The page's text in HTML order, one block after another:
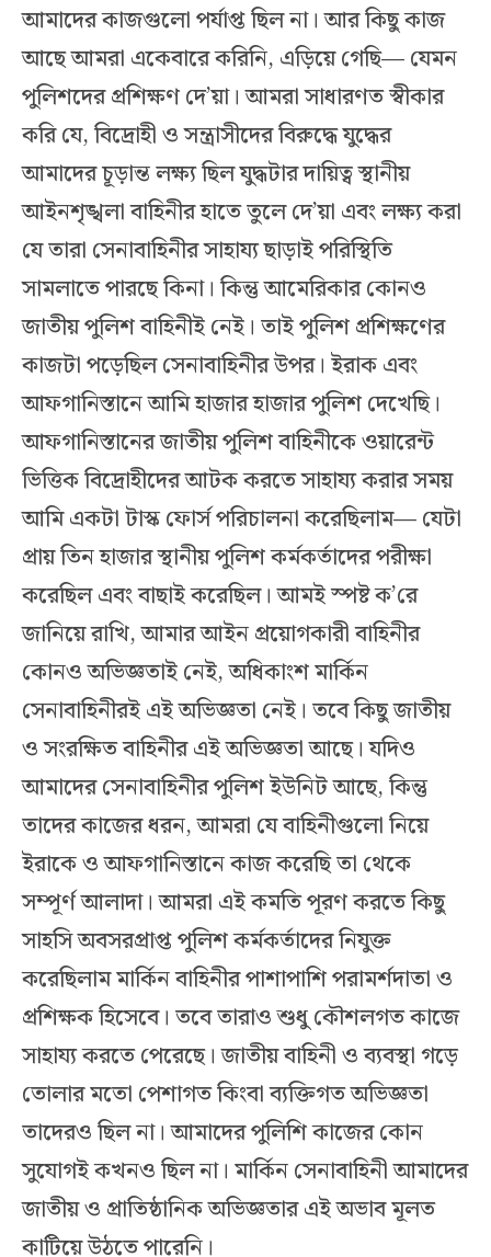
আমাদের কাজগুলো পর্যাপ্ত ছিল না। আর কিছু কাজ
আছে আমরা একেবারে করিনি, এড়িয়ে গেছি— যেমন
পুলিশদের প্রশিক্ষণ দে’য়া। আমরা সাধারণত স্বীকার
করি যে, বিদ্রোহী ও সন্ত্রাসীদের বিরুদ্ধে যুদ্ধের
আমাদের চূড়ান্ত লক্ষ্য ছিল যুদ্ধটার দায়িত্ব স্থানীয়
আইনশৃঙ্খলা বাহিনীর হাতে তুলে দে’য়া এবং লক্ষ্য করা
যে তারা সেনাবাহিনীর সাহায্য ছাড়াই পরিস্থিতি
সামলাতে পারছে কিনা। কিন্তু আমেরিকার কোনও
জাতীয় পুলিশ বাহিনীই নেই। তাই পুলিশ প্রশিক্ষণের
কাজটা পড়েছিল সেনাবাহিনীর উপর। ইরাক এবং
আফগানিস্তানে আমি হাজার হাজার পুলিশ দেখেছি।
আফগানিস্তানের জাতীয় পুলিশ বাহিনীকে ওয়ারেন্ট
ভিত্তিক বিদ্রোহীদের আটক করতে সাহায্য করার সময়
আমি একটা টাস্ক ফোর্স পরিচালনা করেছিলাম— যেটা
প্রায় তিন হাজার স্থানীয় পুলিশ কর্মকর্তাদের পরীক্ষা
করেছিল এবং বাছাই করেছিল। আমই স্পষ্ট ক’রে
জানিয়ে রাখি, আমার আইন প্রয়োগকারী বাহিনীর
কোনও অভিজ্ঞতাই নেই, অধিকাংশ মার্কিন
সেনাবাহিনীরই এই অভিজ্ঞতা নেই। তবে কিছু জাতীয়
ও সংরক্ষিত বাহিনীর এই অভিজ্ঞতা আছে। যদিও
আমাদের সেনাবাহিনীর পুলিশ ইউনিট আছে, কিন্তু
তাদের কাজের ধরন, আমরা যে বাহিনীগুলো নিয়ে
ইরাকে ও আফগানিস্তানে কাজ করেছি তা থেকে
সম্পূর্ণ আলাদা। আমরা এই কমতি পূরণ করতে কিছু
সাহসি অবসরপ্রাপ্ত পুলিশ কর্মকর্তাদের নিযুক্ত
করেছিলাম মার্কিন বাহিনীর পাশাপাশি পরামর্শদাতা ও
প্রশিক্ষক হিসেবে। তবে তারাও শুধু কৌশলগত কাজে
সাহায্য করতে পেরেছে। জাতীয় বাহিনী ও ব্যবস্থা গড়ে
তোলার মতো পেশাগত কিংবা ব্যক্তিগত অভিজ্ঞতা
তাদেরও ছিল না। আমাদের পুলিশি কাজের কোন
সুযোগই কখনও ছিল না। মার্কিন সেনাবাহিনী আমাদের
জাতীয় ও প্রাতিষ্ঠানিক অভিজ্ঞতার এই অভাব মূলত
কাটিয়ে উঠতে পারেনি।